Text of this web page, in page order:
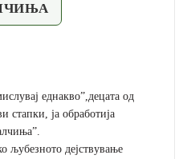
еднакво”,децата од
стапки, ја обработија
љубезното дејствување